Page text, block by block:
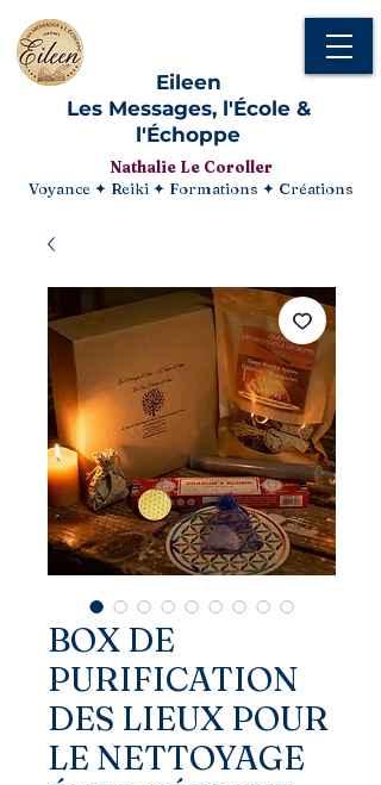
Eileen
Les Messages, l'École &
l'Échoppe
Nathalie Le Coroller
Voyance ✦ Reiki ✦ Formations ✦ Créations
BOX DE
PURIFICATION
DES LIEUX POUR
LE NETTOYAGE